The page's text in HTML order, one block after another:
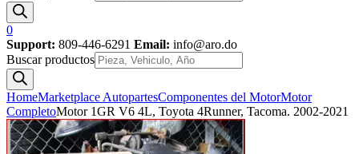
0
Support: 809-446-6291 Email: info@aro.do
Buscar productos
HomeMarketplace AutopartesComponentes del MotorMotor
CompletoMotor 1GR V6 4L, Toyota 4Runner, Tacoma. 2002-2021